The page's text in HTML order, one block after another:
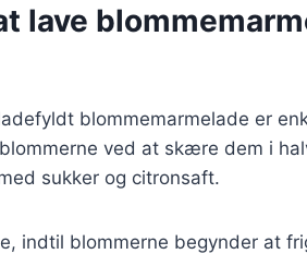
lave
blommemarmelade er
ved at skære dem i
sukker og citronsaft.
indtil blommerne begynder at